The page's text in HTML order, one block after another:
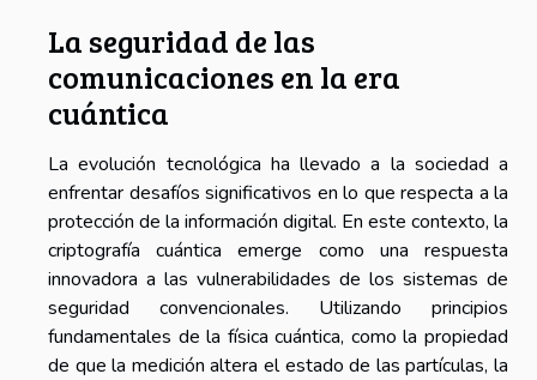
La seguridad de las
comunicaciones en la era
cuántica
La evolución tecnológica ha llevado a la sociedad a
enfrentar desafíos significativos en lo que respecta a la
protección de la información digital. En este contexto, la
criptografía cuántica emerge como una respuesta
innovadora a las vulnerabilidades de los sistemas de
seguridad convencionales. Utilizando principios
fundamentales de la física cuántica, como la propiedad
de que la medición altera el estado de las partículas, la